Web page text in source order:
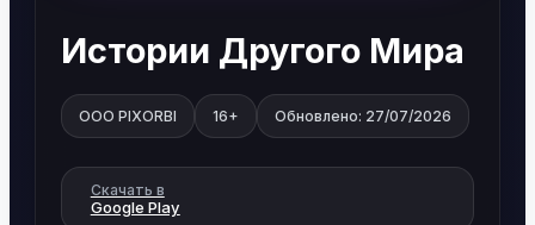
Истории Другого Мира
ООО PIXORBI 16+ Обновлено: 27/07/2026
Скачать в
Google Play